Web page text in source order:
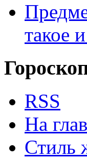
такое
RSS
На
Стиль